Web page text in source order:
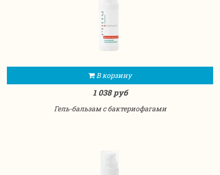
В корзину
1 038 руб
Гель-бальзам с бактериофагами